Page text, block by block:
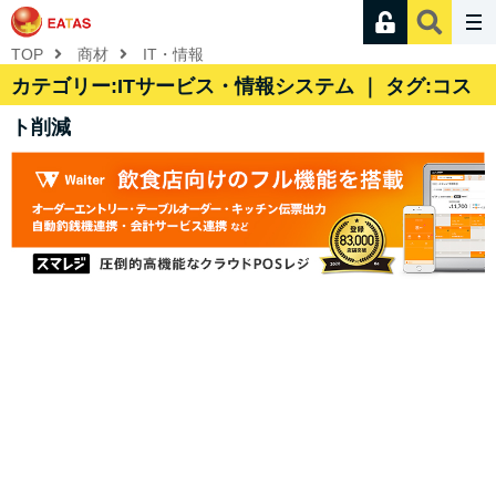
TOP 商材 IT・情報
カテゴリー:ITサービス・情報システム ｜ タグ:コス
ト削減